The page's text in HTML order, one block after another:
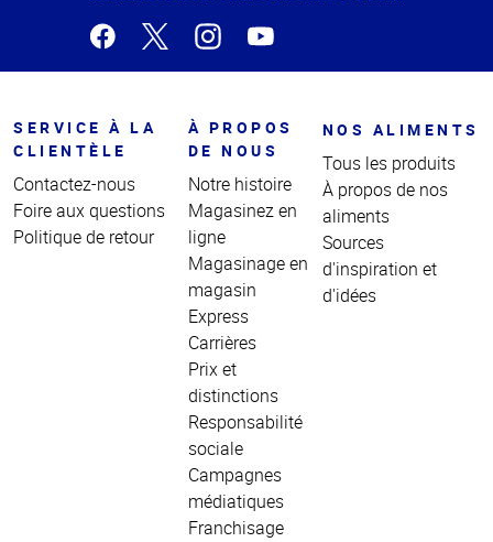
SERVICE À LA
CLIENTÈLE
Contactez-nous
Foire aux questions
Politique de retour
À PROPOS
DE NOUS
Notre histoire
Magasinez en
ligne
Magasinage en
magasin
Express
Carrières
Prix et
distinctions
Responsabilité
sociale
Campagnes
médiatiques
Franchisage
NOS ALIMENTS
Tous les produits
À propos de nos
aliments
Sources
d'inspiration et
d'idées